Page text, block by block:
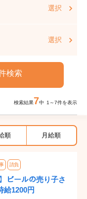
選択
選択
検索結果7中 1～7件を表示
順 月給順
請負
ビールの売り子さ
給1200円